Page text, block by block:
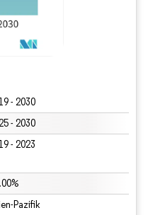
- 2030
- 2030
- 2023
Pazifik